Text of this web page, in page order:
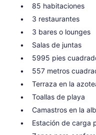
85 habitaciones
3 restaurantes
3 bares o lounges
Salas de juntas
5995 pies
557 metros
Terraza en la
Toallas de playa
Camastros en la
Estación de carga